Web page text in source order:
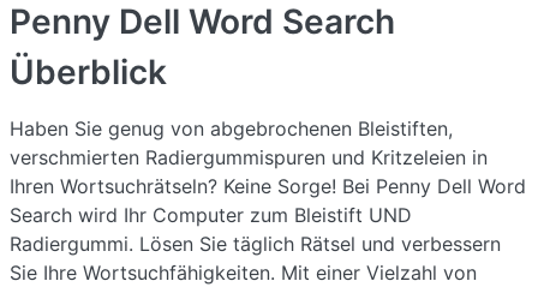
Penny Dell Word Search
Überblick
Haben Sie genug von abgebrochenen Bleistiften,
verschmierten Radiergummispuren und Kritzeleien in
Ihren Wortsuchrätseln? Keine Sorge! Bei Penny Dell Word
Search wird Ihr Computer zum Bleistift UND
Radiergummi. Lösen Sie täglich Rätsel und verbessern
Sie Ihre Wortsuchfähigkeiten. Mit einer Vielzahl von